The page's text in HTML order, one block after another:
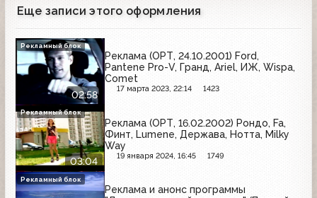
Еще записи этого оформления
02:58
Реклама (ОРТ, 24.10.2001) Ford,
Pantene Pro-V, Гранд, Ariel, ИЖ, Wispa,
Comet
17 марта 2023, 22:14 1423
Рекламный блок
03:04
Реклама (ОРТ, 16.02.2002) Рондо, Fa,
Финт, Lumene, Держава, Нотта, Milky
Way
19 января 2024, 16:45 1749
Рекламный блок
Реклама и анонс программы
Рекламный блок